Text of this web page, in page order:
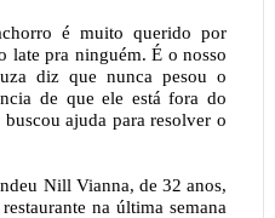
é muito querido por
late pra ninguém. É o nosso
diz que nunca pesou o
de que ele está fora do
ajuda para resolver o
Nill Vianna, de 32 anos,
na última semana